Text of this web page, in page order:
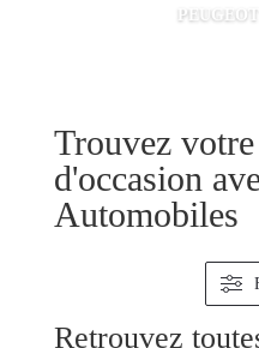
PEUGEOT
Trouvez
d'occasion
Automobiles
Retrouvez